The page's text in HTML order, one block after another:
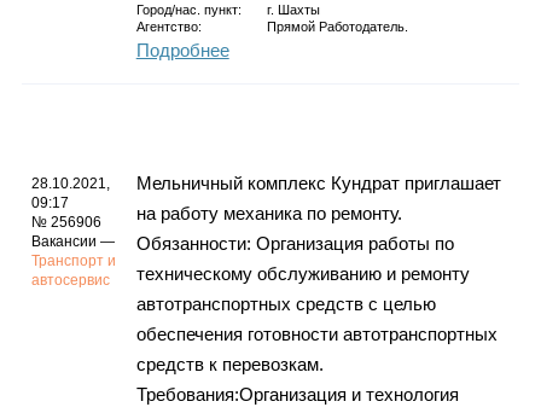
Город/нас. пункт: г.
Шахты
Агентство:
Прямой Работодатель.
Подробнее
28.10.2021,
09:17
№ 256906
Вакансии —
Транспорт и
автосервис
Мельничный комплекс Кундрат приглашает
на работу механика по ремонту.
Обязанности: Организация работы по
техническому обслуживанию и ремонту
автотранспортных средств с целью
обеспечения готовности автотранспортных
средств к перевозкам.
Требования:Организация и технология